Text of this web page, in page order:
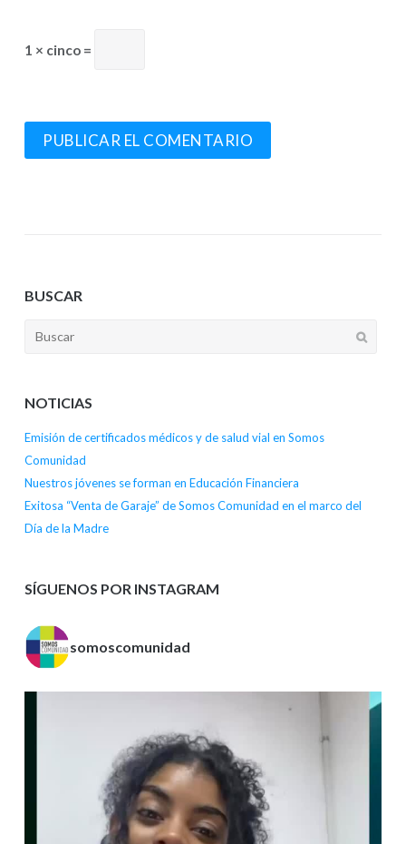
1 × cinco =
BUSCAR
NOTICIAS
Emisión de certificados médicos y de salud vial en Somos
Comunidad
Nuestros jóvenes se forman en Educación Financiera
Exitosa “Venta de Garaje” de Somos Comunidad en el marco del
Día de la Madre
SÍGUENOS POR INSTAGRAM
somoscomunidad